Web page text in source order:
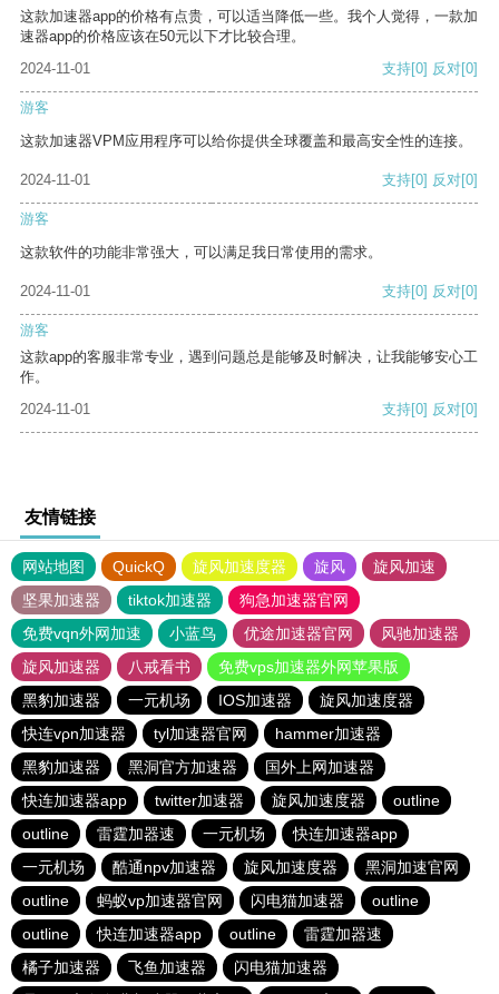
这款加速器app的价格有点贵，可以适当降低一些。我个人觉得，一款加
速器app的价格应该在50元以下才比较合理。
2024-11-01
支持[0] 反对[0]
游客
这款加速器VPM应用程序可以给你提供全球覆盖和最高安全性的连接。
2024-11-01 支持[0] 反对[0]
游客
这款软件的功能非常强大，可以满足我日常使用的需求。
2024-11-01 支持[0] 反对[0]
游客
这款app的客服非常专业，遇到问题总是能够及时解决，让我能够安心工
作。
2024-11-01
支持[0] 反对[0]
友情链接
网站地图 QuickQ 旋风加速度器 旋风
旋风加速
坚果加速器
tiktok加速器
狗急加速器官网
免费vqn外网加速
小蓝鸟 优途加速器官网
风驰加速器
旋风加速器
八戒看书
免费vps加速器外网苹果版
黑豹加速器
一元机场 IOS加速器
旋风加速度器
快连vρn加速器
tyl加速器官网
hammer加速器
黑豹加速器
黑洞官方加速器
国外上网加速器
快连加速器app
twitter加速器 旋风加速度器
outline
outline
雷霆加器速 一元机场
快连加速器app
一元机场
酷通npv加速器 旋风加速度器
黑洞加速官网
outline
蚂蚁vp加速器官网 闪电猫加速器
outline
outline
快连加速器app outline
雷霆加器速
橘子加速器
飞鱼加速器
闪电猫加速器